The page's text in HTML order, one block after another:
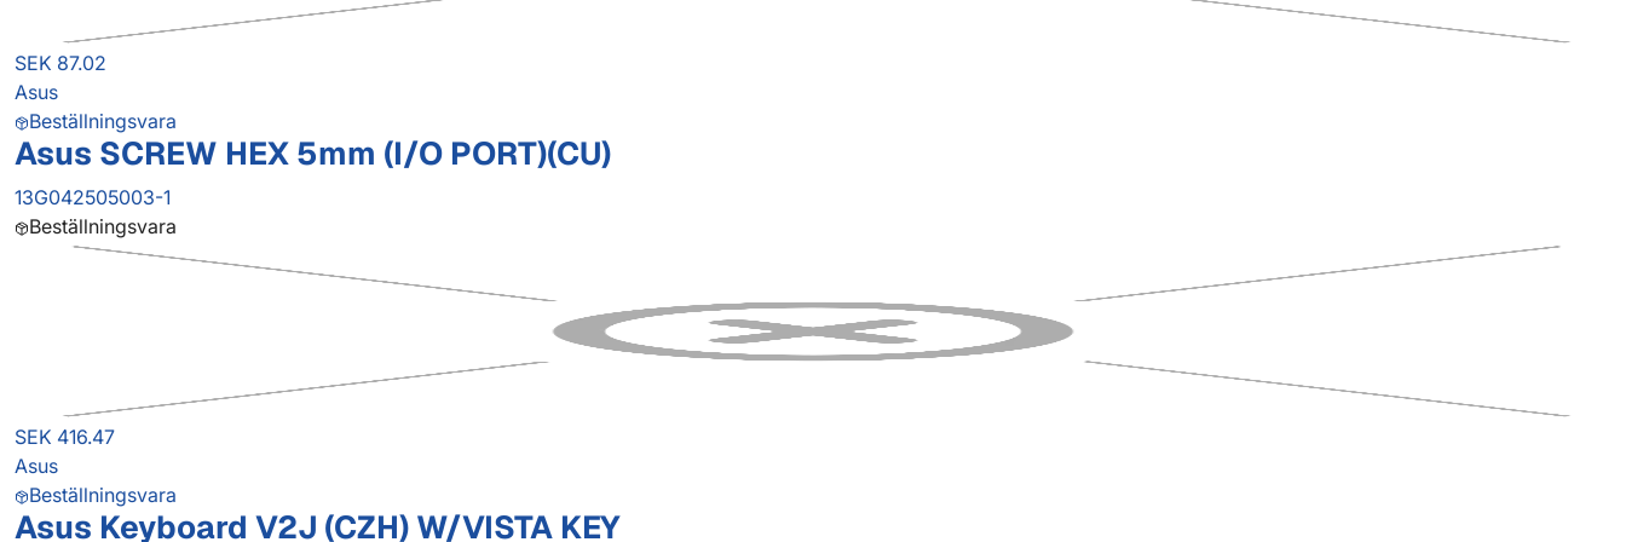
SEK 87.02
Asus
Beställningsvara
Asus SCREW HEX 5mm (I/O PORT)(CU)
13G042505003-1
Beställningsvara
SEK 416.47
Asus
Beställningsvara
Asus Keyboard V2J (CZH) W/VISTA KEY